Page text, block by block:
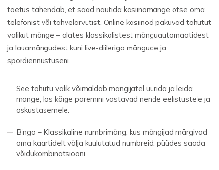
toetus tähendab, et saad nautida kasiinomänge otse oma
telefonist või tahvelarvutist. Online kasiinod pakuvad tohutut
valikut mänge – alates klassikalistest mänguautomaatidest
ja lauamängudest kuni live-diileriga mängude ja
spordiennustuseni.
See tohutu valik võimaldab mängijatel uurida ja leida
mänge, los kõige paremini vastavad nende eelistustele ja
oskustasemele.
Bingo – Klassikaline numbrimäng, kus mängijad märgivad
oma kaartidelt välja kuulutatud numbreid, püüdes saada
võidukombinatsiooni.